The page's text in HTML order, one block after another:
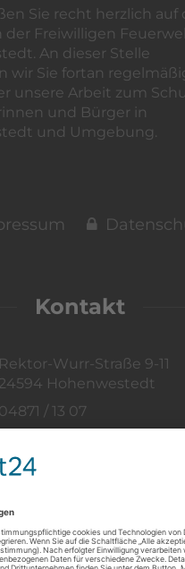
Sie recht herzlich auf
der Freiwilligen
An dieser Stelle
wir Sie fortan
unsere Arbeit zum
und Bürger in
und Umgebung.
Kontakt
Rektor-Wurr-Straße 9-11
24594 Hohenwestedt
04871 / 13 07
Vertreten durch:
Müller
04871 / 33 73